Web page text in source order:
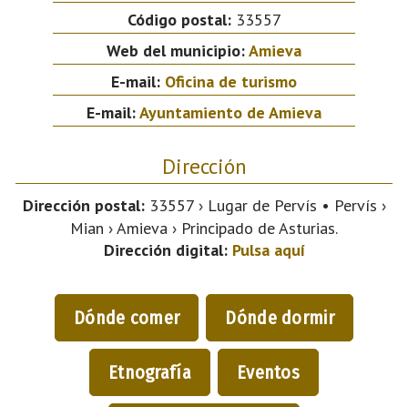
Código postal:33557
Web del municipio:Amieva
E-mail: Oficina de turismo
E-mail:Ayuntamiento de Amieva
Dirección
Dirección postal:33557 › Lugar de Pervís • Pervís ›
Mian › Amieva › Principado de Asturias.
Dirección digital: Pulsa aquí
Dónde comer Dónde dormir
Etnografía Eventos